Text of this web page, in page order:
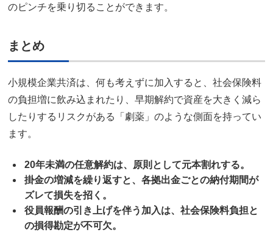
のピンチを乗り切ることができます。
まとめ
小規模企業共済は、何も考えずに加入すると、社会保険料
の負担増に飲み込まれたり、早期解約で資産を大きく減ら
したりするリスクがある「劇薬」のような側面を持ってい
ます。
20年未満の任意解約は、原則として元本割れする。
掛金の増減を繰り返すと、各拠出金ごとの納付期間が
ズレて損失を招く。
役員報酬の引き上げを伴う加入は、社会保険料負担と
の損得勘定が不可欠。